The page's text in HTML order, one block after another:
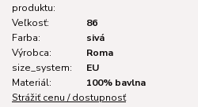
produktu:
Veľkosť:
86
Farba:
sivá
Výrobca:
Roma
size_system:
EU
Materiál:
100% bavlna
Strážiť cenu / dostupnosť